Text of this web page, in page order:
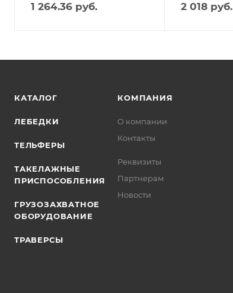
1 264.36 руб. 2 018 руб.
КАТАЛОГ
ЛЕБЕДКИ
ТЕЛЬФЕРЫ
ТАКЕЛАЖНЫЕ
ПРИСПОСОБЛЕНИЯ
ГРУЗОЗАХВАТНОЕ
ОБОРУДОВАНИЕ
ТРАВЕРСЫ
КОМПАНИЯ
О компании
Контакты
Реквизиты
Партнерам
Новости